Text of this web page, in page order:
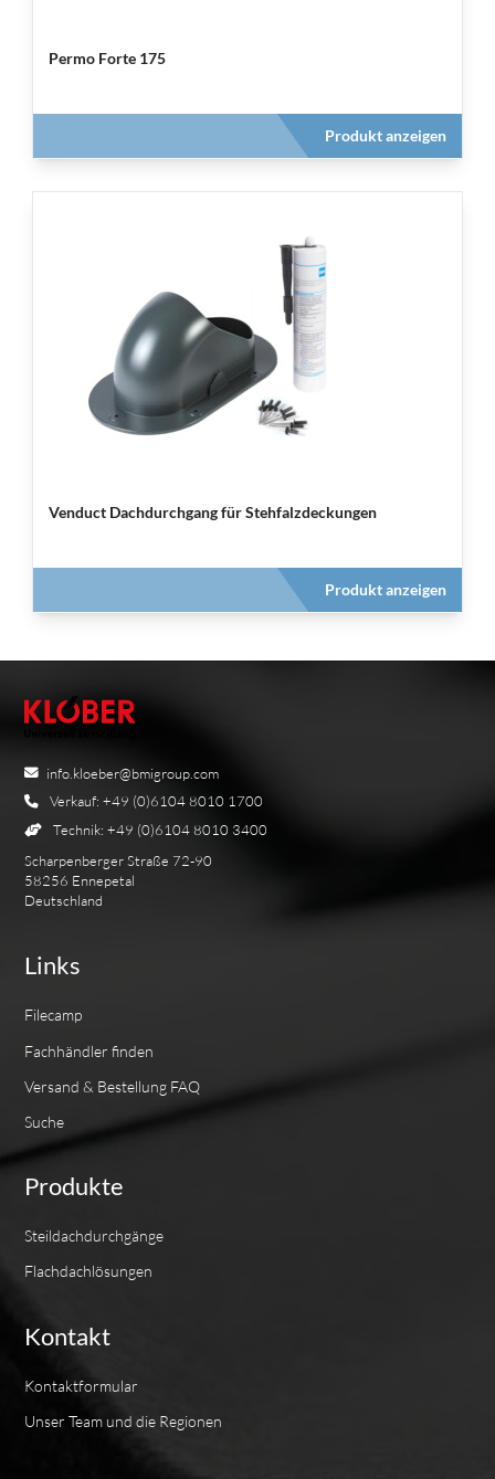
Permo Forte 175
Produkt anzeigen
Venduct Dachdurchgang für Stehfalzdeckungen
Produkt anzeigen
Links
Filecamp
Fachhändler finden
Versand & Bestellung FAQ
Suche
Produkte
Steildachdurchgänge
Flachdachlösungen
Kontakt
Kontaktformular
Unser Team und die Regionen
info.kloeber@bmigroup.com
Verkauf: +49 (0)6104 8010 1700
Technik: +49 (0)6104 8010 3400
Scharpenberger Straße 72-90
58256 Ennepetal
Deutschland